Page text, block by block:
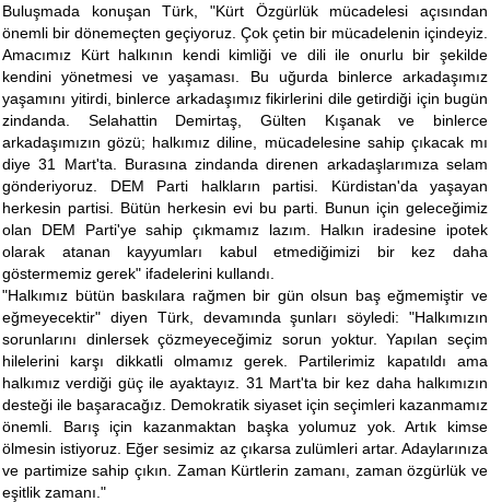
Buluşmada konuşan Türk, "Kürt Özgürlük mücadelesi açısından
önemli bir dönemeçten geçiyoruz. Çok çetin bir mücadelenin içindeyiz.
Amacımız Kürt halkının kendi kimliği ve dili ile onurlu bir şekilde
kendini yönetmesi ve yaşaması. Bu uğurda binlerce arkadaşımız
yaşamını yitirdi, binlerce arkadaşımız fikirlerini dile getirdiği için bugün
zindanda. Selahattin Demirtaş, Gülten Kışanak ve binlerce
arkadaşımızın gözü; halkımız diline, mücadelesine sahip çıkacak mı
diye 31 Mart'ta. Burasına zindanda direnen arkadaşlarımıza selam
gönderiyoruz. DEM Parti halkların partisi. Kürdistan'da yaşayan
herkesin partisi. Bütün herkesin evi bu parti. Bunun için geleceğimiz
olan DEM Parti'ye sahip çıkmamız lazım. Halkın iradesine ipotek
olarak atanan kayyumları kabul etmediğimizi bir kez daha
göstermemiz gerek" ifadelerini kullandı.
"Halkımız bütün baskılara rağmen bir gün olsun baş eğmemiştir ve
eğmeyecektir" diyen Türk, devamında şunları söyledi: "Halkımızın
sorunlarını dinlersek çözmeyeceğimiz sorun yoktur. Yapılan seçim
hilelerini karşı dikkatli olmamız gerek. Partilerimiz kapatıldı ama
halkımız verdiği güç ile ayaktayız. 31 Mart'ta bir kez daha halkımızın
desteği ile başaracağız. Demokratik siyaset için seçimleri kazanmamız
önemli. Barış için kazanmaktan başka yolumuz yok. Artık kimse
ölmesin istiyoruz. Eğer sesimiz az çıkarsa zulümleri artar. Adaylarınıza
ve partimize sahip çıkın. Zaman Kürtlerin zamanı, zaman özgürlük ve
eşitlik zamanı."